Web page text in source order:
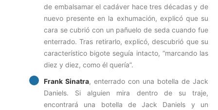
de embalsamar el cadáver hace tres décadas y de
nuevo presente en la exhumación, explicó que su
cara se cubrió con un pañuelo de seda cuando fue
enterrado. Tras retirarlo, explicó, descubrió que su
característico bigote seguía intacto, “marcando las
diez y diez, como él quería”.
Frank Sinatra, enterrado con una botella de Jack
Daniels. Si alguien mira dentro de su traje,
encontrará una botella de Jack Daniels y un